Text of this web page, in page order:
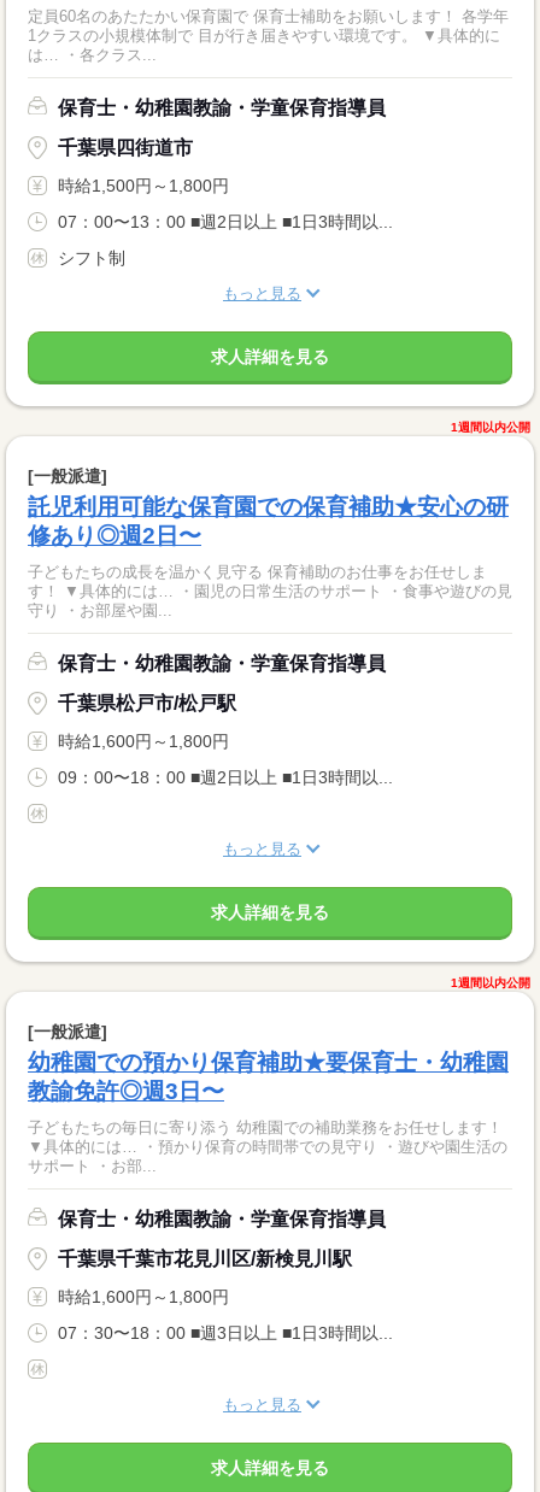
定員60名のあたたかい保育園で 保育士補助をお願いします！ 各学年
1クラスの小規模体制で 目が行き届きやすい環境です。 ▼具体的に
は… ・各クラス...
保育士・幼稚園教諭・学童保育指導員
千葉県四街道市
時給1,500円～1,800円
07：00〜13：00 ■週2日以上 ■1日3時間以...
シフト制
もっと見る
求人詳細を見る
1週間以内公開
[一般派遣]
託児利用可能な保育園での保育補助★安心の研
修あり◎週2日〜
子どもたちの成長を温かく見守る 保育補助のお仕事をお任せしま
す！ ▼具体的には… ・園児の日常生活のサポート ・食事や遊びの見
守り ・お部屋や園...
保育士・幼稚園教諭・学童保育指導員
千葉県松戸市/松戸駅
時給1,600円～1,800円
09：00〜18：00 ■週2日以上 ■1日3時間以...
もっと見る
求人詳細を見る
1週間以内公開
[一般派遣]
幼稚園での預かり保育補助★要保育士・幼稚園
教諭免許◎週3日〜
子どもたちの毎日に寄り添う 幼稚園での補助業務をお任せします！
▼具体的には… ・預かり保育の時間帯での見守り ・遊びや園生活の
サポート ・お部...
保育士・幼稚園教諭・学童保育指導員
千葉県千葉市花見川区/新検見川駅
時給1,600円～1,800円
07：30〜18：00 ■週3日以上 ■1日3時間以...
もっと見る
求人詳細を見る